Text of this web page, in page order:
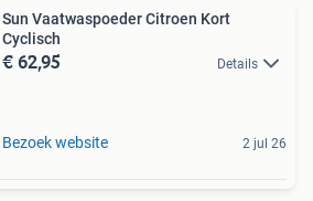
Sun Vaatwaspoeder Citroen Kort
Cyclisch
€ 62,95 Details
Bezoek website 2 jul 26